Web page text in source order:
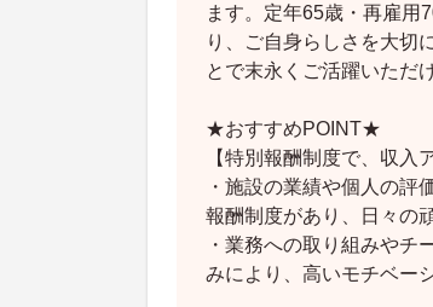
ます。定年65歳・再雇用
り、ご自身らしさを大切
とで末永くご活躍いただ
★おすすめPOINT★
【特別報酬制度で、収入
・施設の業績や個人の評
報酬制度があり、日々の
・業務への取り組みやチ
みにより、高いモチベー